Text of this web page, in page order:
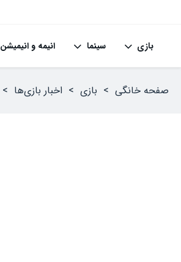
بازی سینما انیمه و انیمیشن
صفحه خانگی > بازی > اخبار بازی‌ها >